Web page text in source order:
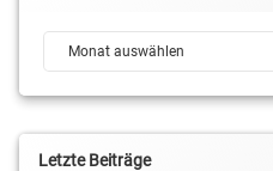
Archiv
Letzte Beiträge